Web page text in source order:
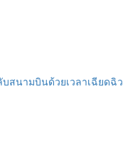
สนามบินด้วยเวลาเฉียดฉิว